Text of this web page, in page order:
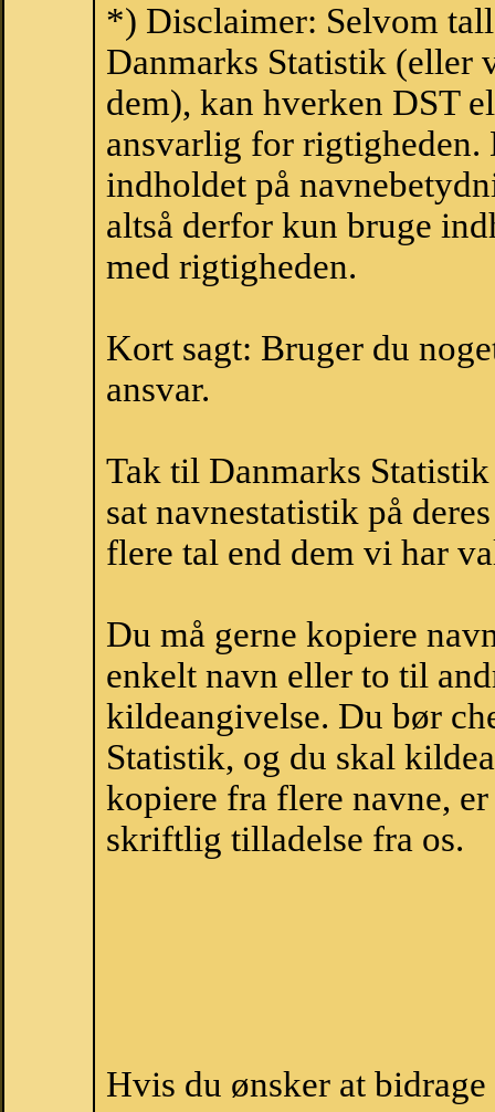
*) Disclaimer: Selvom
Danmarks Statistik (eller
dem), kan hverken DST
ansvarlig for
indholdet på
altså derfor kun bruge
med rigtigheden.
Kort sagt: Bruger du
ansvar.
Tak til Danmarks
sat navnestatistik på
flere tal end dem vi har
Du må gerne kopiere
enkelt navn eller to til
kildeangivelse. Du bør
Statistik, og du skal
kopiere fra flere navne,
skriftlig tilladelse fra os.
Hvis du ønsker at